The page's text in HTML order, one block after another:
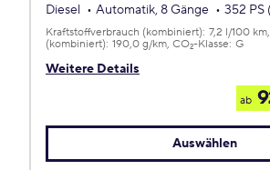
Diesel Automatik, 8 Gänge 352 PS
Weitere Details
Kraftstoffverbrauch (kombiniert): 7,2 l/100 km
(kombiniert): 190,0 g/km CO2-Klasse: G
ab
Auswählen